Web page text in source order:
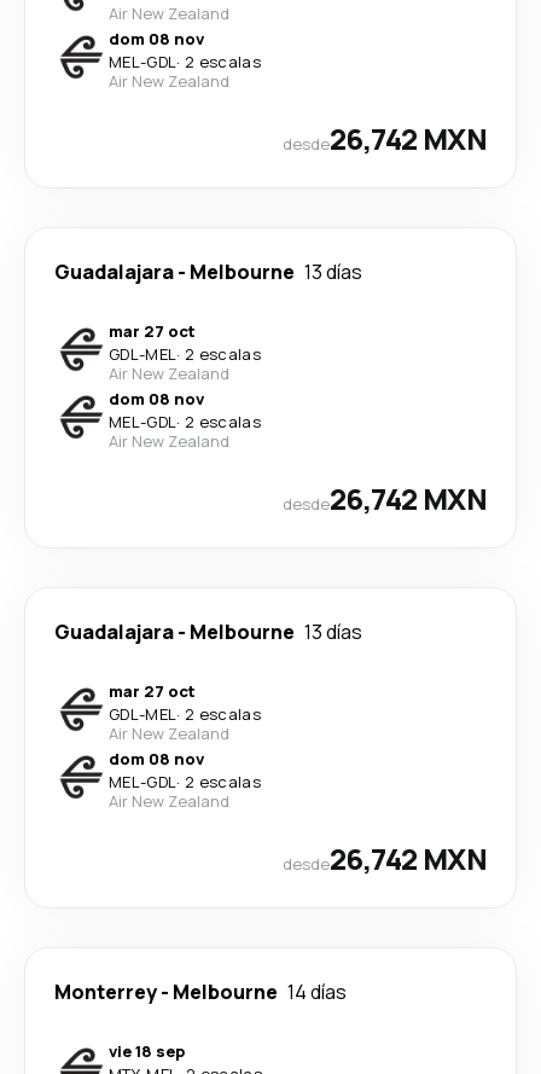
Air New Zealand
dom 08 nov
MEL-GDL· 2 escalas
Air New Zealand
desde26,742 MXN
Guadalajara- Melbourne 13 días
mar 27 oct
GDL-MEL· 2 escalas
Air New Zealand
dom 08 nov
MEL-GDL· 2 escalas
Air New Zealand
desde26,742 MXN
Guadalajara- Melbourne 13 días
mar 27 oct
GDL-MEL· 2 escalas
Air New Zealand
dom 08 nov
MEL-GDL· 2 escalas
Air New Zealand
desde26,742 MXN
Monterrey- Melbourne 14 días
vie 18 sep